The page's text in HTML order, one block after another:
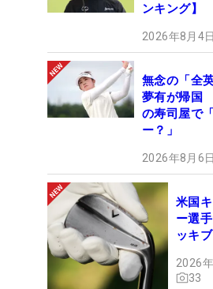
ンキング】
2026年8月4
無念の「全
夢有が帰国
の寿司屋で
ー？」
2026年8月6
米国
ー選
ッキ
2026
33